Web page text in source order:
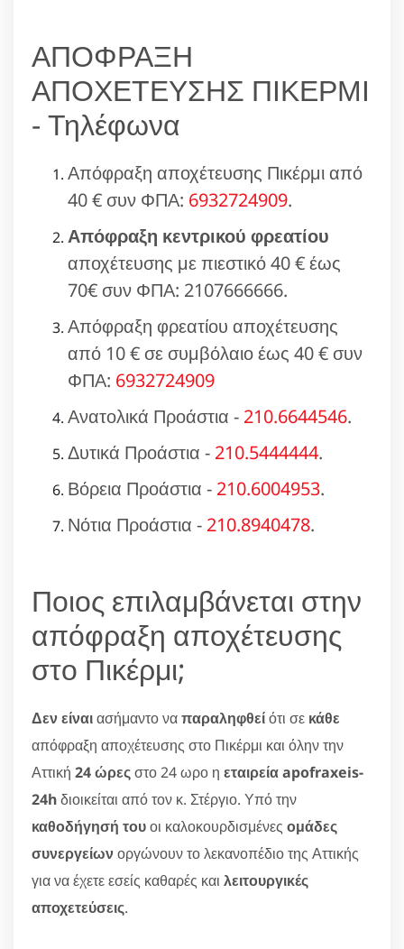
ΑΠΟΦΡΑΞΗ
ΑΠΟΧΕΤΕΥΣΗΣ ΠΙΚΕΡΜΙ
- Τηλέφωνα
Απόφραξη αποχέτευσης Πικέρμι από
40 € συν ΦΠΑ: 6932724909.
Απόφραξη κεντρικού φρεατίου
αποχέτευσης με πιεστικό 40 € έως
70€ συν ΦΠΑ: 2107666666.
Απόφραξη φρεατίου αποχέτευσης
από 10 € σε συμβόλαιο έως 40 € συν
ΦΠΑ: 6932724909
Ανατολικά Προάστια - 210.6644546.
Δυτικά Προάστια - 210.5444444.
Βόρεια Προάστια - 210.6004953.
Νότια Προάστια - 210.8940478.
Ποιος επιλαμβάνεται στην
απόφραξη αποχέτευσης
στο Πικέρμι;
Δεν είναιασήμαντο ναπαραληφθείότι σε κάθε
απόφραξη αποχέτευσης στο Πικέρμι και όλην την
Αττική 24 ώρεςστο 24 ωρο η εταιρεία apofraxeis-
24hδιοικείται από τον κ. Στέργιο. Υπό την
καθοδήγησή τουοι καλοκουρδισμένες ομάδες
συνεργείωνοργώνουν το λεκανοπέδιο της Αττικής
για να έχετε εσείς καθαρές και λειτουργικές
αποχετεύσεις.